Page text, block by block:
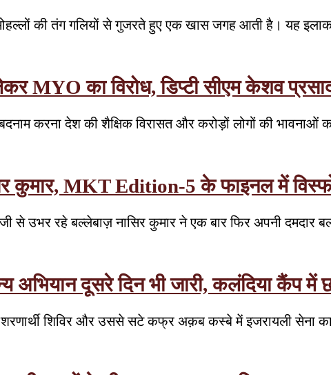
की तंग गलियों से गुजरते हुए एक खास जगह आती है। यह
MYO का विरोध, डिप्टी सीएम केशव प्रसाद
करना देश की शैक्षिक विरासत और करोड़ों लोगों की भावनाओं
कुमार, MKT Edition-5 के फाइनल में
से उभर रहे बल्लेबाज़ नासिर कुमार ने एक बार फिर अपनी दमदार
अभियान दूसरे दिन भी जारी, कलंदिया कैंप में
शिविर और उससे सटे कफ्र अक़ब कस्बे में इजरायली सेना